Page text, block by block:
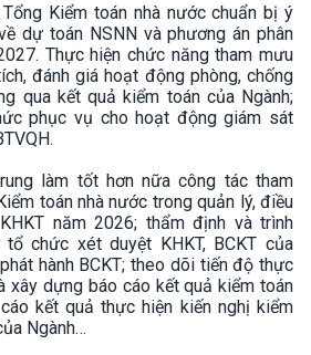
Kiểm toán nhà nước chuẩn bị ý
dự toán NSNN và phương án phân
Thực hiện chức năng tham mưu
đánh giá hoạt động phòng, chống
qua kết quả kiểm toán của Ngành;
phục vụ cho hoạt động giám sát
làm tốt hơn nữa công tác tham
toán nhà nước trong quản lý, điều
năm 2026; thẩm định và trình
tổ chức xét duyệt KHKT, BCKT của
hành BCKT; theo dõi tiến độ thực
xây dựng báo cáo kết quả kiểm toán
kết quả thực hiện kiến nghị kiểm
Ngành…